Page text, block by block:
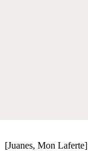
[Juanes, Mon Laferte]